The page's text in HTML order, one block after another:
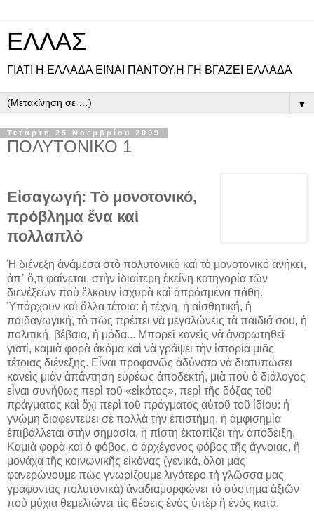
ΕΛΛΑΣ
ΓΙΑΤΙ Η ΕΛΛΑΔΑ ΕΙΝΑΙ ΠΑΝΤΟΥ,Η ΓΗ ΒΓΑΖΕΙ ΕΛΛΑΔΑ
▼
Τετάρτη 25 Νοεμβρίου 2009
ΠΟΛΥΤΟΝΙΚΟ 1
Εἰσαγωγή: Τὸ μονοτονικό,
πρόβλημα ἕνα καὶ
πολλαπλὸ
Ἡ διένεξη ἀνάμεσα στὸ πολυτονικὸ καὶ τὸ μονοτονικό ἀνήκει,
ἀπ᾿ ὅ,τι φαίνεται, στὴν ἰδιαίτερη ἐκείνη κατηγορία τῶν
διενέξεων ποὺ ἕλκουν ἰσχυρὰ καὶ ἀπρόσμενα πάθη.
Ὑπάρχουν καὶ ἄλλα τέτοια: ἡ τέχνη, ἡ αἰσθητική, ἡ
παιδαγωγική, τὸ πῶς πρέπει νὰ μεγαλώνεις τὰ παιδιά σου, ἡ
πολιτική, βέβαια, ἡ μόδα... Μπορεῖ κανεὶς νὰ ἀναρωτηθεῖ
γιατί, καμιὰ φορὰ ἀκόμα καὶ νὰ γράψει τὴν ἱστορία μιᾶς
τέτοιας διένεξης. Εἶναι προφανῶς ἀδύνατο νὰ διατυπώσει
κανεὶς μιὰν ἀπάντηση εὐρέως ἀποδεκτή, μιὰ ποὺ ὁ διάλογος
εἶναι συνήθως περὶ τοῦ «εἱκότος», περὶ τῆς δόξας τοῦ
πράγματος καὶ ὄχι περὶ τοῦ πράγματος αὐτοῦ τοῦ ἰδίου: ἡ
γνώμη διαφεντεύει σὲ πολλὰ τὴν ἐπιστήμη, ἡ ἀμφισημία
ἐπιβάλλεται στὴν σημασία, ἡ πίστη ἐκτοπίζει τὴν ἀπόδειξη.
Καμιὰ φορὰ καὶ ὁ φόβος, ὁ ἀρχέγονος φόβος τῆς ἄγνοιας, ἢ
μονάχα τῆς κοινωνικῆς εἰκόνας (γενικά, ὅλοι μας
φανερώνουμε πὼς γνωρίζουμε λιγότερο τὴ γλῶσσα μας
γράφοντας πολυτονικὰ) ἀναδιαμορφώνει τὸ σύστημα ἀξιῶν
ποὺ μύχια θεμελιώνει τὶς θέσεις ἑνὸς ὑπὲρ ἢ ἑνὸς κατά.